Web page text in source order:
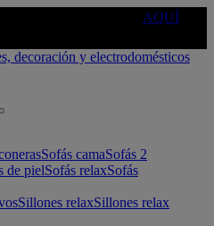
AQUÍ
Sofás camaSofás 2
de pielSofás relaxSofás
Sillones relaxSillones relax